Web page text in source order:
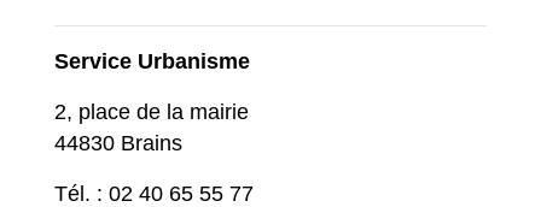
Service Urbanisme
2, place de la mairie
44830 Brains
Tél. : 02 40 65 55 77